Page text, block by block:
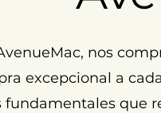
nos
excepcional a
fundamentales que